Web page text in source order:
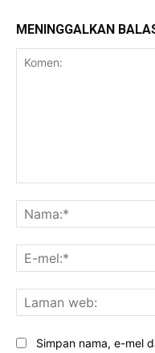
MENINGGALKAN
Simpan nama, e-mel